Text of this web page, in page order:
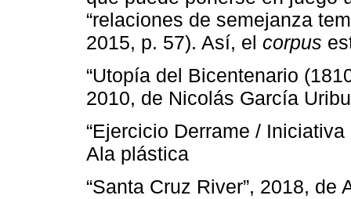
“relaciones de semejanza
2015, p. 57). Así, el corpus
“Utopía del Bicentenario
2010, de Nicolás García
“Ejercicio Derrame /
Ala plástica
“Santa Cruz River”, 2018, de